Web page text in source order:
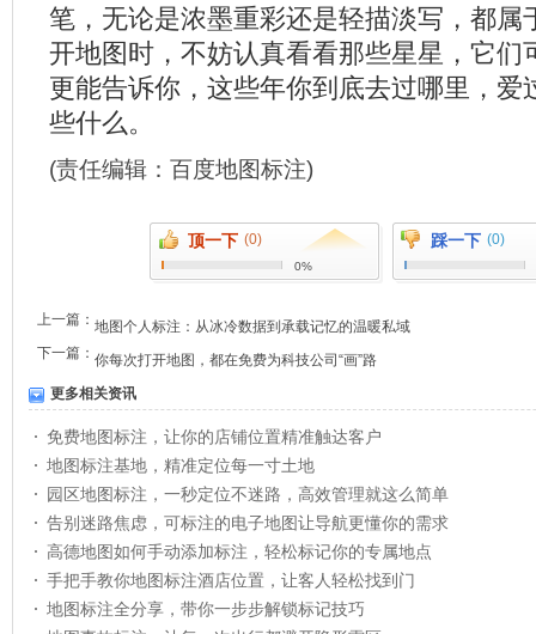
笔，无论是浓墨重彩还是轻描淡写，都属
开地图时，不妨认真看看那些星星，它们
更能告诉你，这些年你到底去过哪里，爱
些什么。
(责任编辑： 百度地图标注)
顶一下 (0)
0%
踩一下 (0)
上一篇： 地图个人标注：从冰冷数据到承载记忆的温暖私域
下一篇： 你每次打开地图，都在免费为科技公司“画”路
更多相关资讯
免费地图标注，让你的店铺位置精准触达客户
地图标注基地，精准定位每一寸土地
园区地图标注，一秒定位不迷路，高效管理就这么简单
告别迷路焦虑，可标注的电子地图让导航更懂你的需求
高德地图如何手动添加标注，轻松标记你的专属地点
手把手教你地图标注酒店位置，让客人轻松找到门
地图标注全分享，带你一步步解锁标记技巧